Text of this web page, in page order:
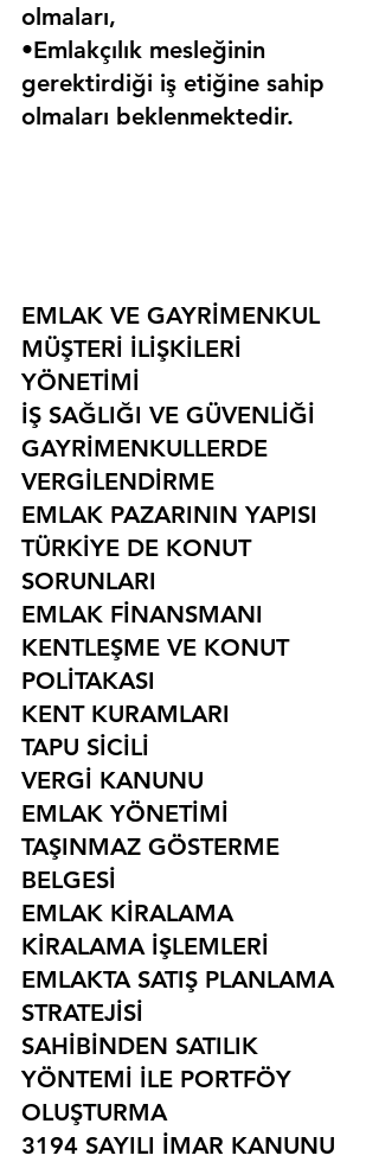
olmaları,
•Emlakçılık mesleğinin
gerektirdiği iş etiğine sahip
olmaları beklenmektedir.
EMLAK VE GAYRİMENKUL
MÜŞTERİ İLİŞKİLERİ
YÖNETİMİ
İŞ SAĞLIĞI VE GÜVENLİĞİ
GAYRİMENKULLERDE
VERGİLENDİRME
EMLAK PAZARININ YAPISI
TÜRKİYE DE KONUT
SORUNLARI
EMLAK FİNANSMANI
KENTLEŞME VE KONUT
POLİTAKASI
KENT KURAMLARI
TAPU SİCİLİ
VERGİ KANUNU
EMLAK YÖNETİMİ
TAŞINMAZ GÖSTERME
BELGESİ
EMLAK KİRALAMA
KİRALAMA İŞLEMLERİ
EMLAKTA SATIŞ PLANLAMA
STRATEJİSİ
SAHİBİNDEN SATILIK
YÖNTEMİ İLE PORTFÖY
OLUŞTURMA
3194 SAYILI İMAR KANUNU